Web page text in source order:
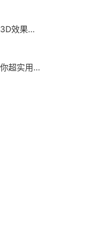
2345看图王趣味特效怎么用？照片变漫画特效与3D效果操作指南
用2345看图王抠图如何给照片换背景？手把手教你超实用的神仙级操作教程